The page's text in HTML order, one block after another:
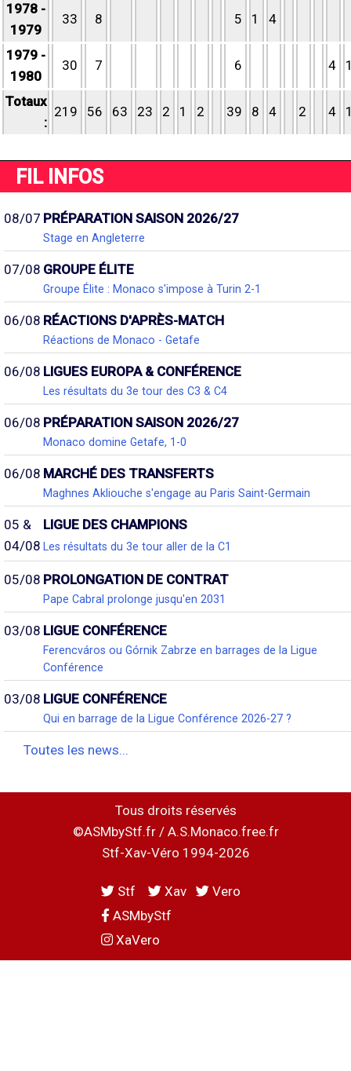
1978 -
1979
33 8 5 1 4
1979 -
1980
30 7 6 4
Totaux
:
219 56 63 23 2 1 2 39 8 4 2 4
FIL INFOS
08/07 PRÉPARATION SAISON 2026/27
Stage en Angleterre
07/08 GROUPE ÉLITE
Groupe Élite : Monaco s'impose à Turin 2-1
06/08 RÉACTIONS D'APRÈS-MATCH
Réactions de Monaco - Getafe
06/08 LIGUES EUROPA & CONFÉRENCE
Les résultats du 3e tour des C3 & C4
06/08 PRÉPARATION SAISON 2026/27
Monaco domine Getafe, 1-0
06/08 MARCHÉ DES TRANSFERTS
Maghnes Akliouche s'engage au Paris Saint-Germain
05 &
04/08
LIGUE DES CHAMPIONS
Les résultats du 3e tour aller de la C1
05/08 PROLONGATION DE CONTRAT
Pape Cabral prolonge jusqu'en 2031
03/08 LIGUE CONFÉRENCE
Ferencváros ou Górnik Zabrze en barrages de la Ligue
Conférence
03/08 LIGUE CONFÉRENCE
Qui en barrage de la Ligue Conférence 2026-27 ?
Toutes les news...
Tous droits réservés
©ASMbyStf.fr / A.S.Monaco.free.fr
Stf-Xav-Véro 1994-2026
Stf Xav
Vero
ASMbyStf
XaVero